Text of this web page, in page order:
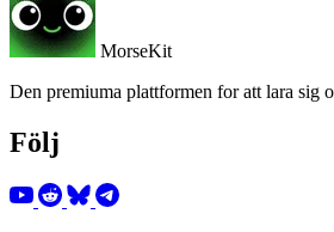
MorseKit
Den premiuma plattformen for att lara sig
Följ